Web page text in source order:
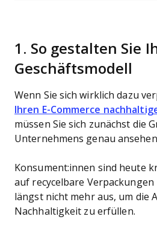
1. So gestalten Sie
Geschäftsmodell
Wenn Sie sich wirklich dazu
Ihren E-Commerce
müssen Sie sich zunächst die
Unternehmens genau
Konsument:innen sind heute
auf recycelbare
längst nicht mehr aus, um die
Nachhaltigkeit zu erfüllen.